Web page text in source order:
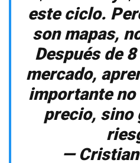
este ciclo.
son mapas,
Después de
mercado,
importante no
precio, sino
—